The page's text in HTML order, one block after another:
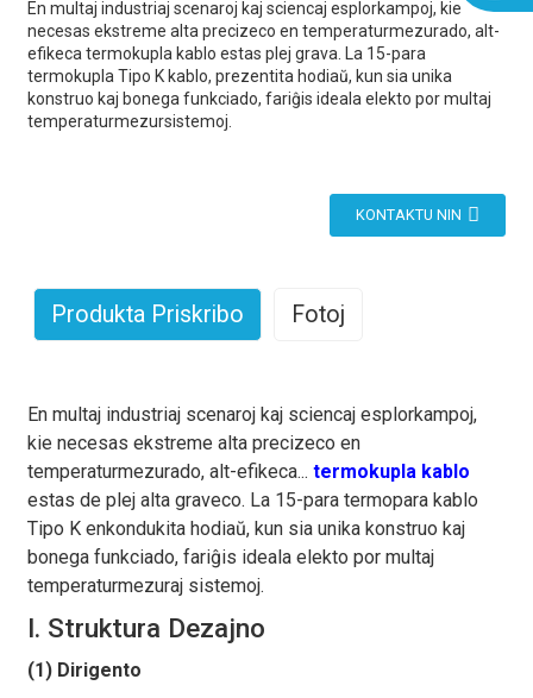
En multaj industriaj scenaroj kaj sciencaj esplorkampoj, kie
necesas ekstreme alta precizeco en temperaturmezurado, alt-
efikeca termokupla kablo estas plej grava. La 15-para
termokupla Tipo K kablo, prezentita hodiaŭ, kun sia unika
konstruo kaj bonega funkciado, fariĝis ideala elekto por multaj
temperaturmezursistemoj.
KONTAKTU NIN
Produkta Priskribo Fotoj
En multaj industriaj scenaroj kaj sciencaj esplorkampoj,
kie necesas ekstreme alta precizeco en
temperaturmezurado, alt-efikeca... termokupla kablo
estas de plej alta graveco. La 15-para termopara kablo
Tipo K enkondukita hodiaŭ, kun sia unika konstruo kaj
bonega funkciado, fariĝis ideala elekto por multaj
temperaturmezuraj sistemoj.
I. Struktura Dezajno
(1) Dirigento